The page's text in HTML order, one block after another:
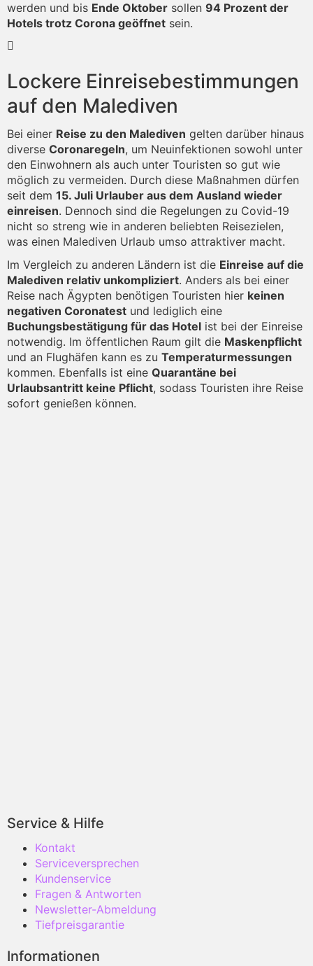
werden und bis Ende Oktober sollen 94 Prozent der
Hotels trotz Corona geöffnet sein.
Lockere Einreisebestimmungen
auf den Malediven
Bei einer Reise zu den Malediven gelten darüber hinaus
diverse Coronaregeln, um Neuinfektionen sowohl unter
den Einwohnern als auch unter Touristen so gut wie
möglich zu vermeiden. Durch diese Maßnahmen dürfen
seit dem 15. Juli Urlauber aus dem Ausland wieder
einreisen. Dennoch sind die Regelungen zu Covid-19
nicht so streng wie in anderen beliebten Reisezielen,
was einen Malediven Urlaub umso attraktiver macht.
Im Vergleich zu anderen Ländern ist die Einreise auf die
Malediven relativ unkompliziert. Anders als bei einer
Reise nach Ägypten benötigen Touristen hier keinen
negativen Coronatest und lediglich eine
Buchungsbestätigung für das Hotel ist bei der Einreise
notwendig. Im öffentlichen Raum gilt die Maskenpflicht
und an Flughäfen kann es zu Temperaturmessungen
kommen. Ebenfalls ist eine Quarantäne bei
Urlaubsantritt keine Pflicht, sodass Touristen ihre Reise
sofort genießen können.
Service & Hilfe
Kontakt
Serviceversprechen
Kundenservice
Fragen & Antworten
Newsletter-Abmeldung
Tiefpreisgarantie
Informationen